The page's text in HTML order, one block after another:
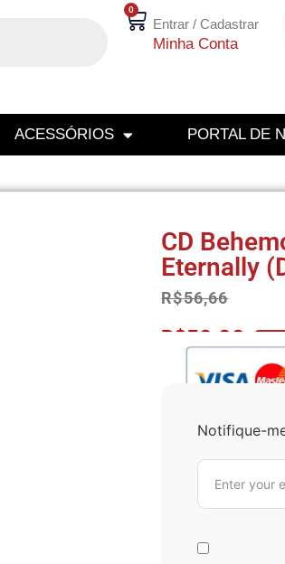
0
Entrar / Cadastrar
Minha Conta
ACESSÓRIOS PORTAL DE
CD
Eternally
R$56,66
R$53,83
Notifique-